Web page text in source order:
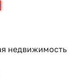
недвижимость